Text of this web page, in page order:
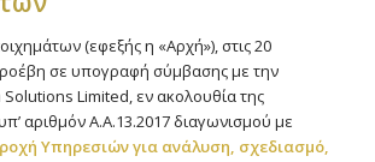
(εφεξής η «Αρχή»), στις 20
σε υπογραφή σύμβασης με την
Solutions Limited, εν ακολουθία της
αριθμόν Α.Α.13.2017 διαγωνισμού με
Υπηρεσιών για ανάλυση, σχεδιασμό,